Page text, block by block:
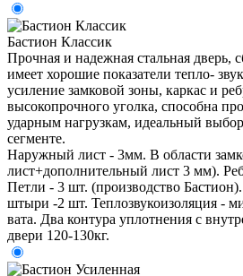
Бастион Классик
Прочная и надежная стальная дверь,
имеет хорошие показатели тепло-
усиление замковой зоны, каркас и
высокопрочного уголка, способна
ударным нагрузкам, идеальный
сегменте.
Наружный лист - 3мм. В области
лист+дополнительный лист 3 мм).
Петли - 3 шт. (производство
штыри -2 шт. Теплозвукоизоляция -
вата. Два контура уплотнения с
двери 120-130кг.